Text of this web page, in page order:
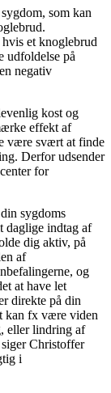
som kan
et knoglebrud
udfoldelse på
negativ
kost og
effekt af
være svært at finde
Derfor udsender
for
sygdoms
daglige indtag af
dig aktiv, på
af
og
at have let
direkte på din
kan fx være viden
eller lindring af
Christoffer
i